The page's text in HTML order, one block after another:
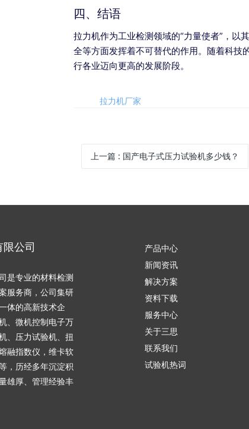
四、结语
拉力机作为工业检测领域的“力量使者”，以
全等方面发挥着不可替代的作用。随着科技
行各业迈向更高的发展阶段。
拉力机厂家
上一篇: 国产电子式压力试验机多少钱？
公司
是专业的材料检测
服务商，公司集研
体的高新技术企
、微机控制电子万
、压力试验机、扭
融指数仪，维卡软
，历经多年沉淀积
雄厚、管理经验丰
产品中心
新闻资讯
解决方案
资料下载
服务中心
关于三思
联系我们
试验机热词